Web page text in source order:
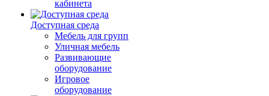
кабинета
Доступная среда
Мебель для групп
Уличная мебель
Развивающие
оборудование
Игровое
оборудование